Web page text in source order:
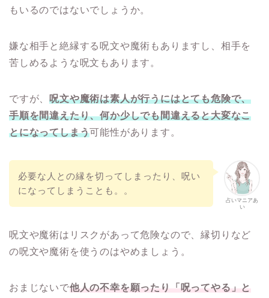
もいるのではないでしょうか。
嫌な相手と絶縁する呪文や魔術もありますし、相手を
苦しめるような呪文もあります。
ですが、呪文や魔術は素人が行うにはとても危険で、
手順を間違えたり、何か少しでも間違えると大変なこ
とになってしまう可能性があります。
占いマニアあ
い
必要な人との縁を切ってしまったり、呪い
になってしまうことも。。
呪文や魔術はリスクがあって危険なので、縁切りなど
の呪文や魔術を使うのはやめましょう。
おまじないで他人の不幸を願ったり「呪ってやる」と